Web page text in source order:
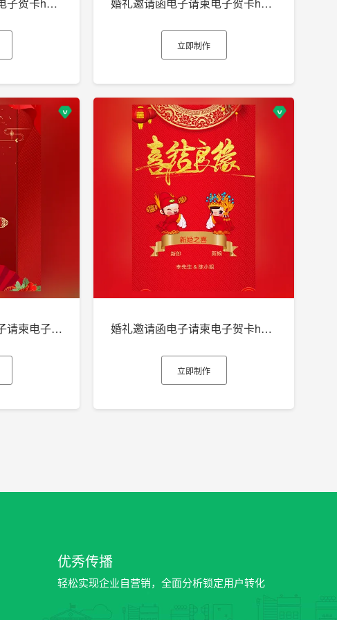
婚礼邀请函电子请柬电子贺卡h5制作 婚礼邀请函电子请柬电子贺卡h5制作
立即制作
回门宴邀请函婚礼电子请柬电子贺卡h5制作 婚礼邀请函电子请柬电子贺卡h5制作
立即制作
优秀传播
轻松实现企业自营销，全面分析锁定用户转化